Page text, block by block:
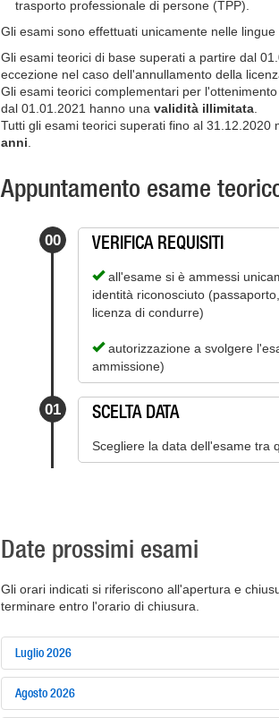
trasporto professionale di persone (TPP).
Gli esami sono effettuati unicamente nelle
Gli esami teorici di base superati a partire dal
eccezione nel caso dell'annullamento della
Gli esami teorici complementari per
dal 01.01.2021 hanno una validità illimitata
Tutti gli esami teorici superati fino al 31.12.2020
anni
Appuntamento esame
00 VERIFICA REQUISITI
all'esame si è ammessi
identità riconosciuto
licenza di condurre)
autorizzazione a svolgere
ammissione)
01 SCELTA DATA
Scegliere la data dell'esame tra
Date prossimi esami
Gli orari indicati si riferiscono all'apertura e
terminare entro l'orario di chiusura.
Luglio 2026
Agosto 2026